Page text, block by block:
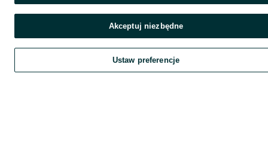
Szukaj Obserwujesz Dodaj Czat
Akceptuj niezbędne
Ustaw preferencje